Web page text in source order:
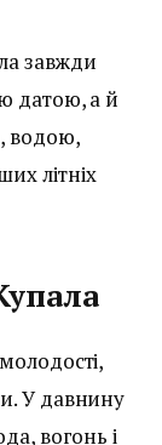
завжди
датою, а й
водою,
літніх
У давнину
вогонь і